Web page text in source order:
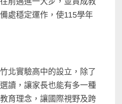
處穩定運作，使115學年
北實驗高中的設立，除了
讀，讓家長也能有多一種
育理念，讓國際視野及跨